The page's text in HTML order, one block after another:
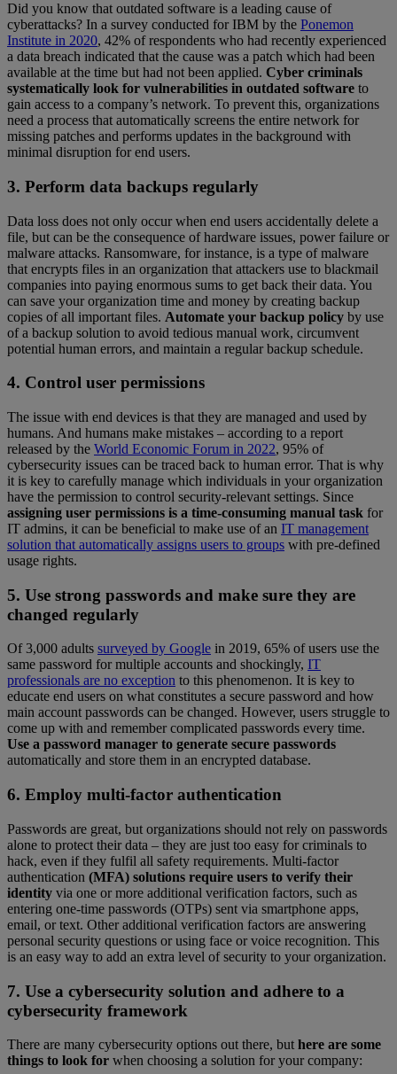
Did you know that outdated software is a leading cause of
cyberattacks? In a survey conducted for IBM by the Ponemon
Institute in 2020, 42% of respondents who had recently experienced
a data breach indicated that the cause was a patch which had been
available at the time but had not been applied. Cyber criminals
systematically look for vulnerabilities in outdated software to
gain access to a company’s network. To prevent this, organizations
need a process that automatically screens the entire network for
missing patches and performs updates in the background with
minimal disruption for end users.
3. Perform data backups regularly
Data loss does not only occur when end users accidentally delete a
file, but can be the consequence of hardware issues, power failure or
malware attacks. Ransomware, for instance, is a type of malware
that encrypts files in an organization that attackers use to blackmail
companies into paying enormous sums to get back their data. You
can save your organization time and money by creating backup
copies of all important files. Automate your backup policy by use
of a backup solution to avoid tedious manual work, circumvent
potential human errors, and maintain a regular backup schedule.
4. Control user permissions
The issue with end devices is that they are managed and used by
humans. And humans make mistakes – according to a report
released by the World Economic Forum in 2022, 95% of
cybersecurity issues can be traced back to human error. That is why
it is key to carefully manage which individuals in your organization
have the permission to control security-relevant settings. Since
assigning user permissions is a time-consuming manual task for
IT admins, it can be beneficial to make use of an IT management
solution that automatically assigns users to groups with pre-defined
usage rights.
5. Use strong passwords and make sure they are
changed regularly
Of 3,000 adults surveyed by Google in 2019, 65% of users use the
same password for multiple accounts and shockingly, IT
professionals are no exception to this phenomenon. It is key to
educate end users on what constitutes a secure password and how
main account passwords can be changed. However, users struggle to
come up with and remember complicated passwords every time.
Use a password manager to generate secure passwords
automatically and store them in an encrypted database.
6. Employ multi-factor authentication
Passwords are great, but organizations should not rely on passwords
alone to protect their data – they are just too easy for criminals to
hack, even if they fulfil all safety requirements. Multi-factor
authentication (MFA) solutions require users to verify their
identity via one or more additional verification factors, such as
entering one-time passwords (OTPs) sent via smartphone apps,
email, or text. Other additional verification factors are answering
personal security questions or using face or voice recognition. This
is an easy way to add an extra level of security to your organization.
7. Use a cybersecurity solution and adhere to a
cybersecurity framework
There are many cybersecurity options out there, but here are some
things to look for when choosing a solution for your company: